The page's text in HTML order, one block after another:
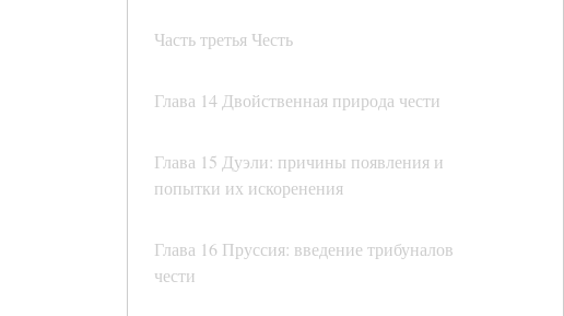
Часть третья Честь
Глава 14 Двойственная природа чести
Глава 15 Дуэли: причины появления и
попытки их искоренения
Глава 16 Пруссия: введение трибуналов
чести